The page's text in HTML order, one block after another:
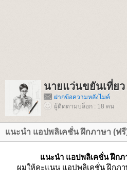
นายแว่นขยันเที่ยว
ฝากข้อความหลังไมค์
ผู้ติดตามบล็อก : 18 คน
นะนำ แอปพลิเคชั่น ฝึกภาษา (ฟรี
นะนำ แอปพลิเคชั่น ฝึกภ
ผมให้คะแนน แอปพลิเคชั่น ฝึกภา